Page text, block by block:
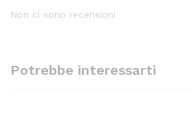
Non ci sono recensioni
Potrebbe interessarti